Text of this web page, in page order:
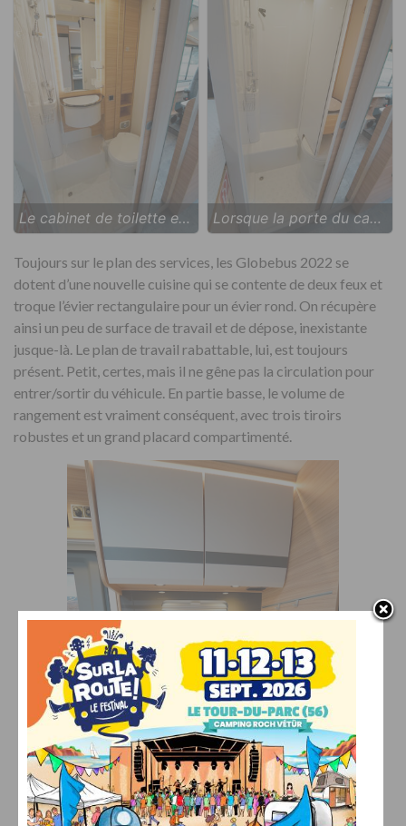
Le cabinet de toilette est équipé d'un caillebotis de série. Seuls rangements disponibles, le placard et les rayonnages dans la colonne située tout à droite. Lorsque la porte du cabinet de toilette est fermée, une petite cloison mobile vient obturer l'espace laissé libre en avant de la paroi pivotante. Une baie est prévue dans la dotation de série (non disponible sur le véhicule que nous avons essayé).
Toujours sur le plan des services, les Globebus 2022 se
dotent d’une nouvelle cuisine qui se contente de deux feux et
troque l’évier rectangulaire pour un évier rond. On récupère
ainsi un peu de surface de travail et de dépose, inexistante
jusque-là. Le plan de travail rabattable, lui, est toujours
présent. Petit, certes, mais il ne gêne pas la circulation pour
entrer/sortir du véhicule. En partie basse, le volume de
rangement est vraiment conséquent, avec trois tiroirs
robustes et un grand placard compartimenté.